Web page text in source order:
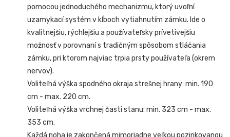
pomocou jednoduchého mechanizmu, ktorý uvoľní
uzamykací systém v kĺboch vytiahnutím zámku. Ide o
kvalitnejšiu, rýchlejšiu a používateľsky prívetivejšiu
možnosť v porovnaní s tradičným spôsobom stláčania
zámku, pri ktorom najviac trpia prsty používateľa (okrem
nervov).
Voliteľná výška spodného okraja strešnej hrany: min. 190
cm - max. 220 cm.
Voliteľná výška vrchnej časti stanu: min. 323 cm - max.
353 cm.
Každá noha je zakončená mimoriadne veľkou pozinkovanou